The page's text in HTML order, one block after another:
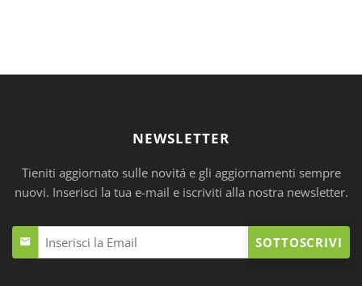
NEWSLETTER
Tieniti aggiornato sulle novitá e gli aggiornamenti sempre
nuovi. Inserisci la tua e-mail e iscriviti alla nostra newsletter.
SOTTOSCRIVI